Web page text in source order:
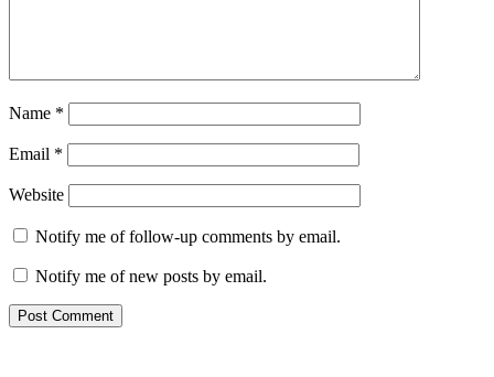
Name *
Email *
Website
Notify me of follow-up comments by email.
Notify me of new posts by email.